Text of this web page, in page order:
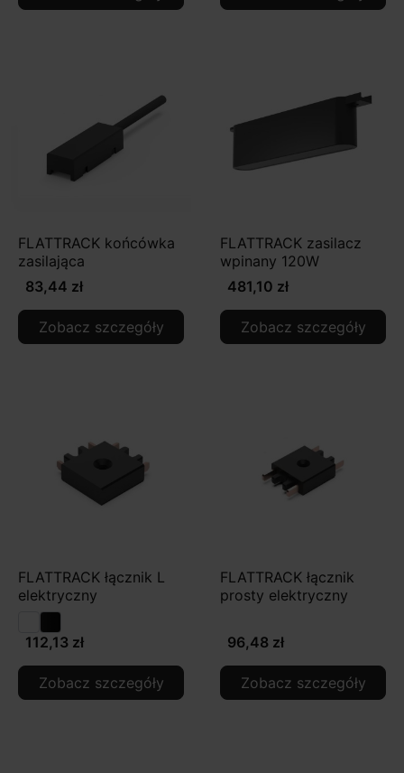
FLATTRACK końcówka
zasilająca
83,44 zł
Zobacz szczegóły
FLATTRACK zasilacz
wpinany 120W
481,10 zł
Zobacz szczegóły
FLATTRACK łącznik L
elektryczny
112,13 zł
Zobacz szczegóły
FLATTRACK łącznik
prosty elektryczny
96,48 zł
Zobacz szczegóły